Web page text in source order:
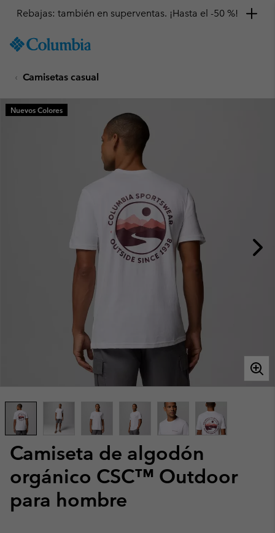
TO
SKIP
MAIN
NAV
Rebajas: también en superventas. ¡Hasta el -50 %!
Camisetas casual
Camiseta de algodón
orgánico CSC™ Outdoor
para hombre
Nuevos Colores